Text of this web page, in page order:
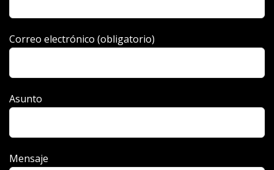
Correo electrónico (obligatorio)
Asunto
Mensaje